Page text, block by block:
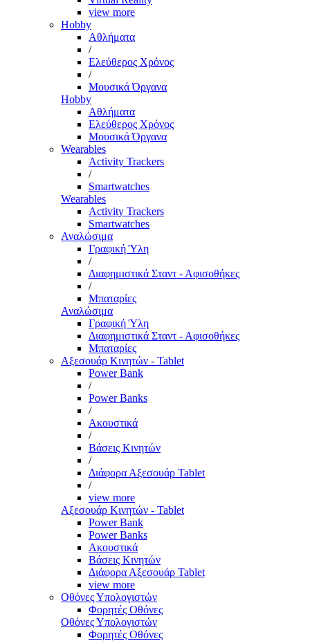
view more
Hobby
Αθλήματα
/
Ελεύθερος Χρόνος
/
Μουσικά Όργανα
Hobby
Αθλήματα
Ελεύθερος Χρόνος
Μουσικά Όργανα
Wearables
Activity Trackers
/
Smartwatches
Wearables
Activity Trackers
Smartwatches
Αναλώσιμα
Γραφική Ύλη
/
Διαφημιστικά Σταντ - Αφισοθήκες
/
Μπαταρίες
Αναλώσιμα
Γραφική Ύλη
Διαφημιστικά Σταντ - Αφισοθήκες
Μπαταρίες
Αξεσουάρ Κινητών - Tablet
Power Bank
/
Power Banks
/
Ακουστικά
/
Βάσεις Κινητών
/
Διάφορα Αξεσουάρ Tablet
/
view more
Αξεσουάρ Κινητών - Tablet
Power Bank
Power Banks
Ακουστικά
Βάσεις Κινητών
Διάφορα Αξεσουάρ Tablet
view more
Οθόνες Υπολογιστών
Φορητές Οθόνες
Οθόνες Υπολογιστών
Φορητές Οθόνες